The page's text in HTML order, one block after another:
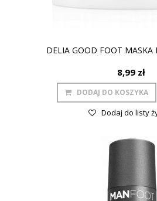
DELIA GOOD FOOT
8,99 zł
DODAJ DO KOSZYKA
Dodaj do listy